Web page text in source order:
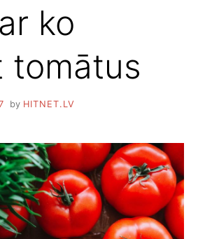
ko
tomātus
by HITNET.LV